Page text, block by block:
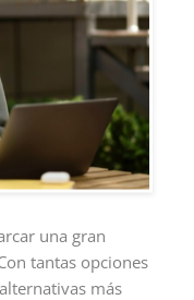
una gran
tantas opciones
más